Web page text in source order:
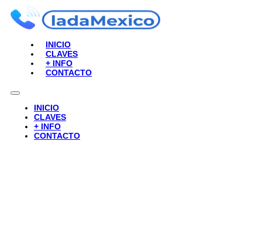
INICIO
CLAVES
+ INFO
CONTACTO
INICIO
CLAVES
+ INFO
CONTACTO